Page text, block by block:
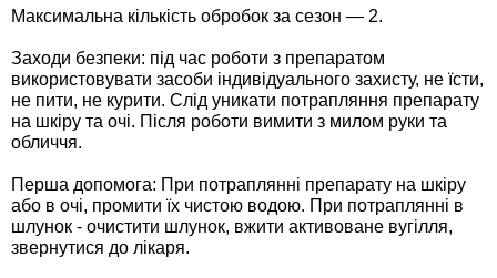
Максимальна кількість обробок за сезон — 2.
Заходи безпеки: під час роботи з препаратом
використовувати засоби індивідуального захисту, не їсти,
не пити, не курити. Слід уникати потрапляння препарату
на шкіру та очі. Після роботи вимити з милом руки та
обличчя.
Перша допомога: При потраплянні препарату на шкіру
або в очі, промити їх чистою водою. При потраплянні в
шлунок - очистити шлунок, вжити активоване вугілля,
звернутися до лікаря.